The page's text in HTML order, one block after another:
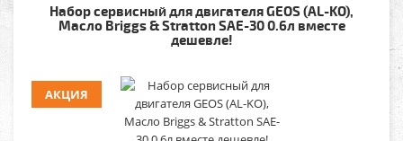
Набор сервисный для двигателя GEOS (AL-KO),
Масло Briggs & Stratton SAE-30 0.6л вместе
дешевле!
АКЦИЯ